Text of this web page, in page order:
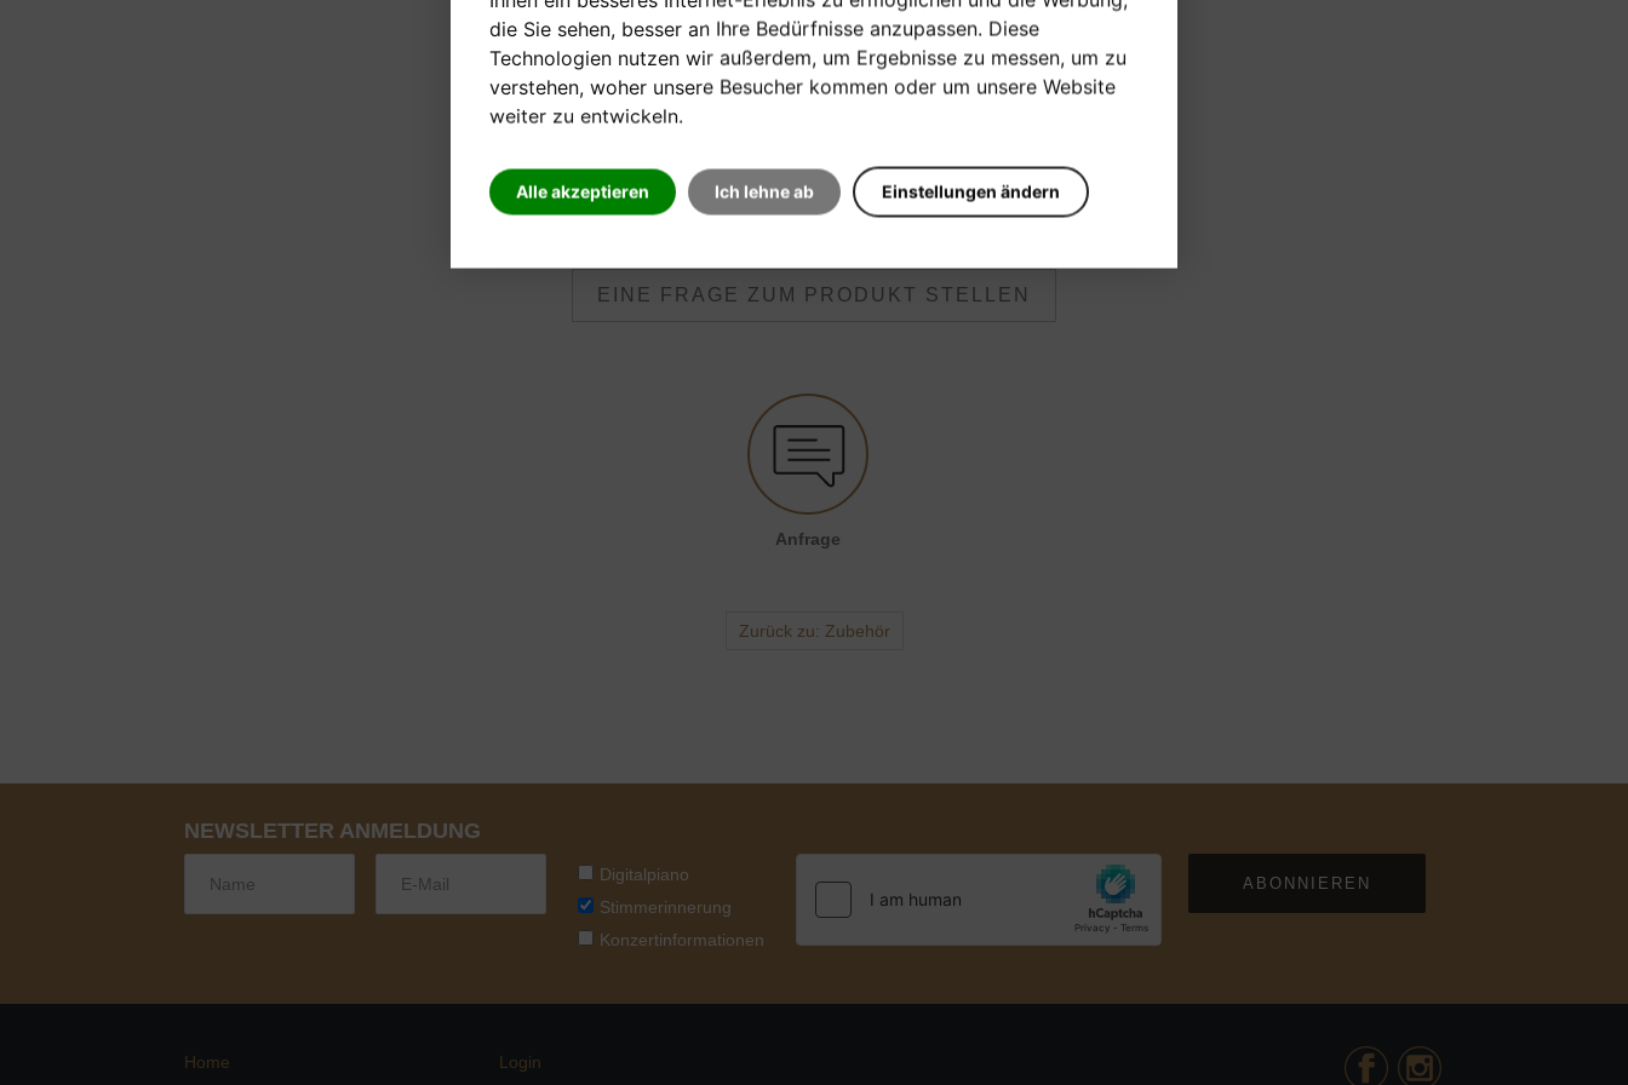
die Sie sehen, besser an Ihre Bedürfnisse anzupassen. Diese
Technologien nutzen wir außerdem, um Ergebnisse zu messen, um zu
verstehen, woher unsere Besucher kommen oder um unsere Website
weiter zu entwickeln.
Alle akzeptieren Ich lehne ab Einstellungen ändern
Verkaufspreis:
20,30 €
EINE FRAGE ZUM PRODUKT STELLEN
Anfrage
Zurück zu: Zubehör
NEWSLETTER ANMELDUNG
Digitalpiano
Stimmerinnerung
Konzertinformationen
ABONNIEREN
Home
Login